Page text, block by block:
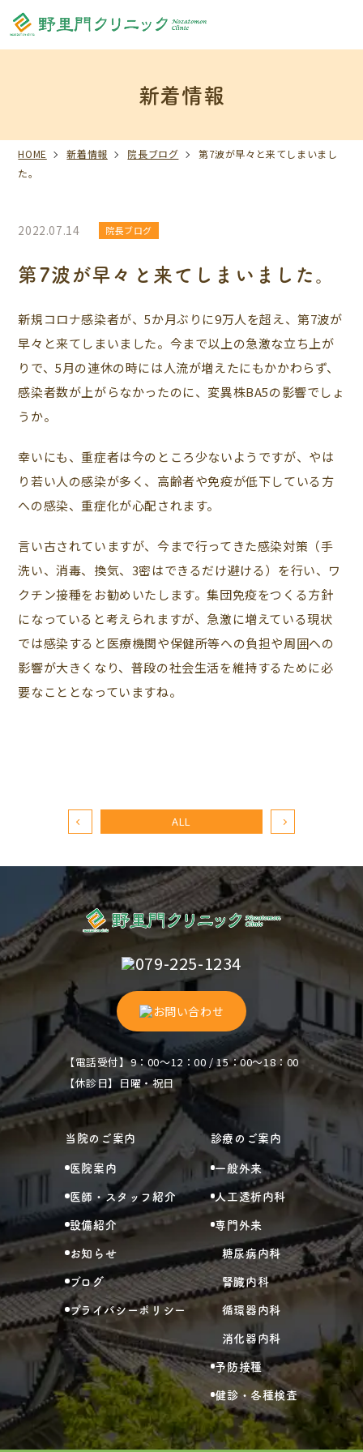
新着情報
HOME 新着情報 院長ブログ
第7波が早々と来てしまいまし
た。
2022.07.14 院長ブログ
第7波が早々と来てしまいました。
新規コロナ感染者が、5か月ぶりに9万人を超え、第7波が
早々と来てしまいました。今まで以上の急激な立ち上が
りで、5月の連休の時には人流が増えたにもかかわらず、
感染者数が上がらなかったのに、変異株BA5の影響でしょ
うか。
幸いにも、重症者は今のところ少ないようですが、やは
り若い人の感染が多く、高齢者や免疫が低下している方
への感染、重症化が心配されます。
言い古されていますが、今まで行ってきた感染対策（手
洗い、消毒、換気、3密はできるだけ避ける）を行い、ワ
クチン接種をお勧めいたします。集団免疫をつくる方針
になっていると考えられますが、急激に増えている現状
では感染すると医療機関や保健所等への負担や周囲への
影響が大きくなり、普段の社会生活を維持するために必
要なこととなっていますね。
ALL
079-225-1234
お問い合わせ
【電話受付】9：00～12：00 / 15：00～18：00
【休診日】日曜・祝日
当院のご案内
医院案内
医師・スタッフ紹介
設備紹介
お知らせ
ブログ
プライバシーポリシー
診療のご案内
一般外来
人工透析内科
専門外来
糖尿病内科
腎臓内科
循環器内科
消化器内科
予防接種
健診・各種検査